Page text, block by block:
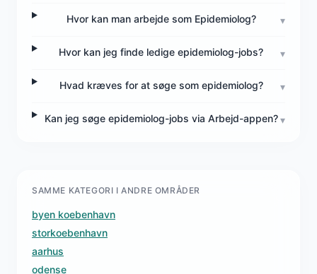
Hvor kan man arbejde som Epidemiolog? ▾
Hvor kan jeg finde ledige epidemiolog-jobs? ▾
Hvad kræves for at søge som epidemiolog? ▾
Kan jeg søge epidemiolog-jobs via Arbejd-appen?▾
SAMME KATEGORI I ANDRE OMRÅDER
byen koebenhavn
storkoebenhavn
aarhus
odense